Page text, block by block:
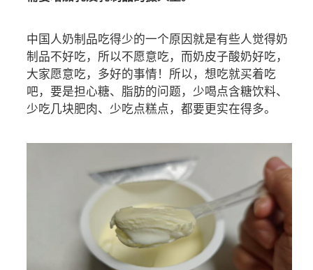
中国人奶制品吃得少的一个原因就是有些人觉得奶
制品不好吃，所以不愿意吃，而奶皮子酸奶好吃，
大家愿意吃，多好的事情！所以，想吃就买着吃
吧，要是担心糖、脂肪的问题，少喝点含糖饮料、
少吃几块肥肉、少吃点糕点，都要更实在得多。